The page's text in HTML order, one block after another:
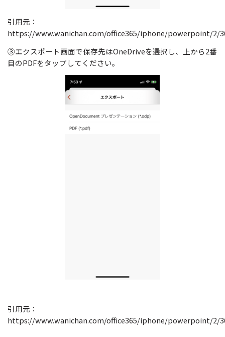
引用元：
https://www.wanichan.com/office365/iphone/powerpoint/2/
③エクスポート画面で保存先はOneDriveを選択し、上から2番
目のPDFをタップしてください。
引用元：
https://www.wanichan.com/office365/iphone/powerpoint/2/